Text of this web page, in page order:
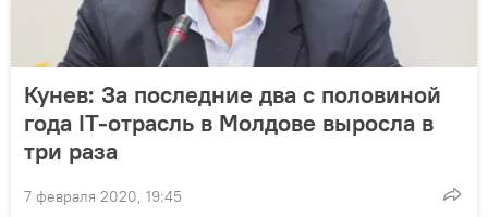
Кунев: За последние два с половиной
года IT-отрасль в Молдове выросла в
три раза
7 февраля 2020, 19:45